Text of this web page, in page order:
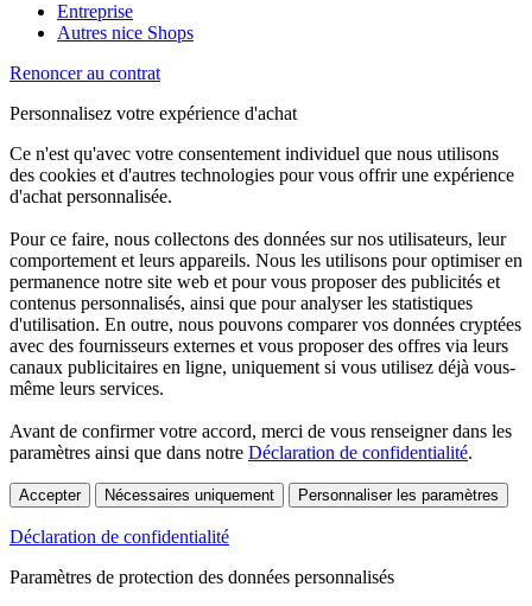
Entreprise
Autres nice Shops
Renoncer au contrat
Personnalisez votre expérience d'achat
Ce n'est qu'avec votre consentement individuel que nous utilisons
des cookies et d'autres technologies pour vous offrir une expérience
d'achat personnalisée.
Pour ce faire, nous collectons des données sur nos utilisateurs, leur
comportement et leurs appareils. Nous les utilisons pour optimiser en
permanence notre site web et pour vous proposer des publicités et
contenus personnalisés, ainsi que pour analyser les statistiques
d'utilisation. En outre, nous pouvons comparer vos données cryptées
avec des fournisseurs externes et vous proposer des offres via leurs
canaux publicitaires en ligne, uniquement si vous utilisez déjà vous-
même leurs services.
Avant de confirmer votre accord, merci de vous renseigner dans les
paramètres ainsi que dans notre Déclaration de confidentialité.
Accepter Nécessaires uniquement Personnaliser les paramètres
Déclaration de confidentialité
Paramètres de protection des données personnalisés